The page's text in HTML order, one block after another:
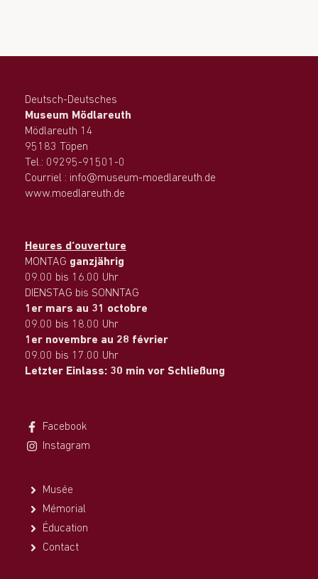
Deutsch-Deutsches
Museum Mödlareuth
Mödlareuth 14
95183 Töpen
Tel.: 09295-91501-0
Courriel : info@museum-moedlareuth.de
www.moedlareuth.de
Heures d‘ouverture
MONTAG ganzjährig
09.00 bis 16.00 Uhr
DIENSTAG bis SONNTAG
1er mars au 31 octobre
09.00 bis 18.00 Uhr
1er novembre au 28 février
09.00 bis 17.00 Uhr
Letzter Einlass: 30 min vor Schließung
Facebook
Instagram
Musée
Mémorial
Éducation
Contact